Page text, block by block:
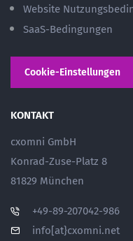
Website
SaaS-Bedingungen
Cookie-Einstellungen
KONTAKT
cxomni GmbH
Konrad-Zuse-Platz 8
81829 München
+49-89-207042-986
info[at}cxomni.net